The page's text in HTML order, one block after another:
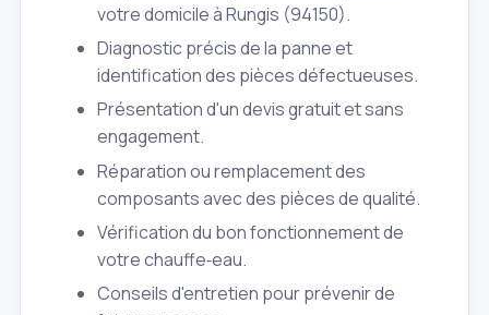
votre domicile à Rungis (94150).
Diagnostic précis de la panne et
identification des pièces défectueuses.
Présentation d'un devis gratuit et sans
engagement.
Réparation ou remplacement des
composants avec des pièces de qualité.
Vérification du bon fonctionnement de
votre chauffe‑eau.
Conseils d'entretien pour prévenir de